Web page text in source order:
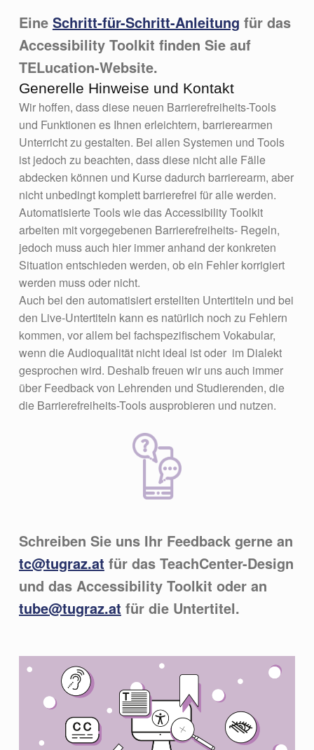
Eine Schritt-für-Schritt-Anleitung für das
Accessibility Toolkit finden Sie auf
TELucation-Website.
Generelle Hinweise und Kontakt
Wir hoffen, dass diese neuen Barrierefreiheits-Tools
und Funktionen es Ihnen erleichtern, barrierearmen
Unterricht zu gestalten. Bei allen Systemen und Tools
ist jedoch zu beachten, dass diese nicht alle Fälle
abdecken können und Kurse dadurch barrierearm, aber
nicht unbedingt komplett barrierefrei für alle werden.
Automatisierte Tools wie das Accessibility Toolkit
arbeiten mit vorgegebenen Barrierefreiheits- Regeln,
jedoch muss auch hier immer anhand der konkreten
Situation entschieden werden, ob ein Fehler korrigiert
werden muss oder nicht.
Auch bei den automatisiert erstellten Untertiteln und bei
den Live-Untertiteln kann es natürlich noch zu Fehlern
kommen, vor allem bei fachspezifischem Vokabular,
wenn die Audioqualität nicht ideal ist oder im Dialekt
gesprochen wird. Deshalb freuen wir uns auch immer
über Feedback von Lehrenden und Studierenden, die
die Barrierefreiheits-Tools ausprobieren und nutzen.
Schreiben Sie uns Ihr Feedback gerne an
tc@tugraz.at für das TeachCenter-Design
und das Accessibility Toolkit oder an
tube@tugraz.at für die Untertitel.